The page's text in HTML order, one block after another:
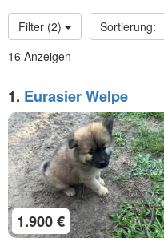
Filter (2)
16 Anzeigen
1. Eurasier Welpe
1.900 €